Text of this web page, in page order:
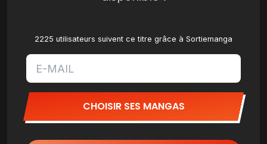
2225 utilisateurs suivent ce titre grâce à Sortiemanga
CHOISIR SES MANGAS